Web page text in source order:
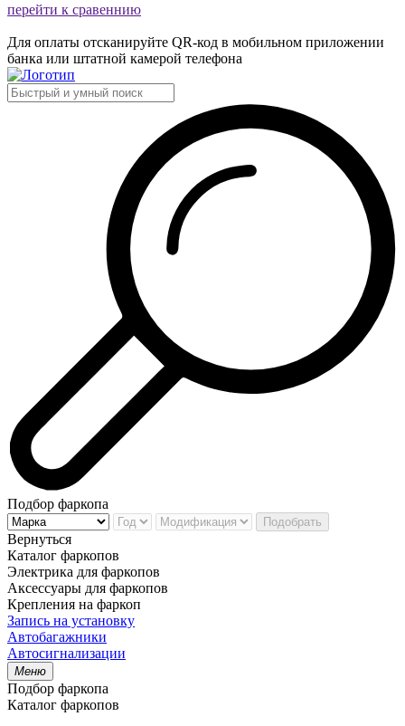
перейти к сравеннию
Для оплаты отсканируйте QR-код в мобильном приложении
банка или штатной камерой телефона
Подбор фаркопа
Подобрать
Вернуться
Каталог фаркопов
Электрика для фаркопов
Аксессуары для фаркопов
Крепления на фаркоп
Запись на установку
Автобагажники
Автосигнализации
Меню
Подбор фаркопа
Каталог фаркопов